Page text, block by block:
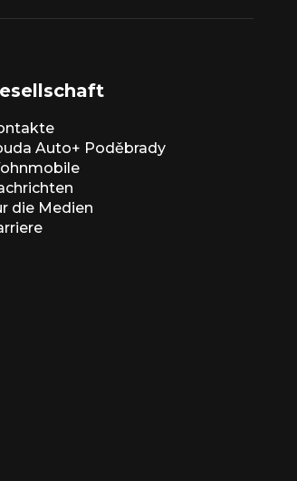
Auto+ Poděbrady
die Medien